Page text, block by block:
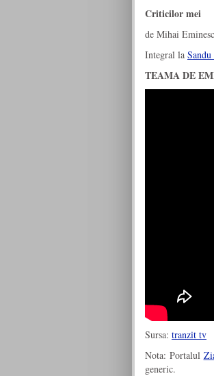
Criticilor mei
de Mihai
Integral la
TEAMA DE
Sursa: tranzit tv
Nota: Portalul
generic.